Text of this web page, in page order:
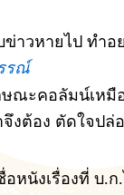
าวหายไป ทำอ
รณ์
ษณะคอลัมน์เห
จึงต้อง ตัดใจปล่
หนังเรื่องที่ บ.